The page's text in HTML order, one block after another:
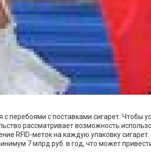
перебоями с поставками сигарет. Чтобы
рассматривает возможность
RFID-меток на каждую упаковку
7 млрд руб. в год, что может